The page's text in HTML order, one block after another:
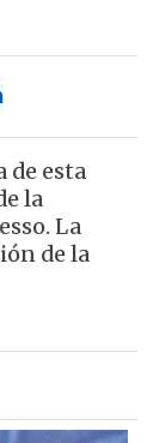
de esta
la
La
de la